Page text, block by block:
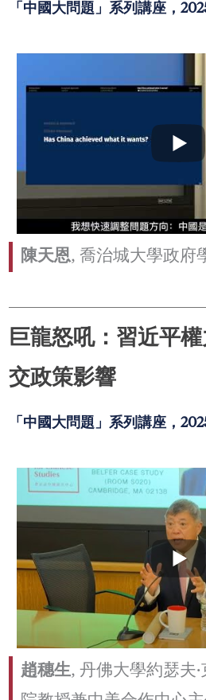
「中國大問題」系列講座，
陳天恩, 喬治城大學政府
巨龍怒吼：習近平
交政策影響
「中國大問題」系列講座，
趙穗生, 丹佛大學約瑟夫